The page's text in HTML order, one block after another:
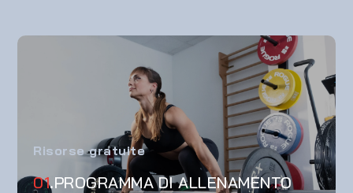
Risorse gratuite
01.PROGRAMMA DI ALLENAMENTO